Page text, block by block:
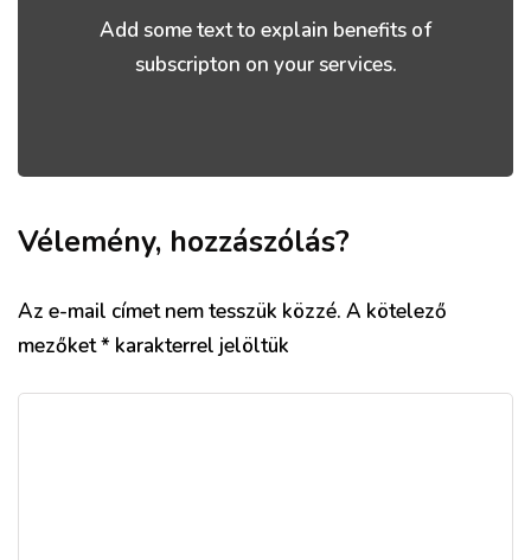
Add some text to explain benefits of
subscripton on your services.
Vélemény, hozzászólás?
Az e-mail címet nem tesszük közzé. A kötelező
mezőket* karakterrel jelöltük